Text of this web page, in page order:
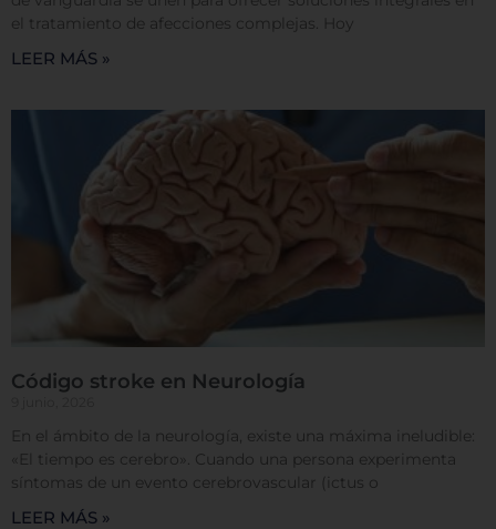
el tratamiento de afecciones complejas. Hoy
LEER MÁS »
Código stroke en Neurología
En el ámbito de la neurología, existe una máxima ineludible:
«El tiempo es cerebro». Cuando una persona experimenta
síntomas de un evento cerebrovascular (ictus o
LEER MÁS »
escoger no permitirnos usar ciertas cookies. Haga
clic en los encabezados de cada categoría para saber
más y cambiar nuestras configuraciones
algunos tipos de cookies puede afectar su
experiencia en el sitio y los servicios que podemos
ofrecer.
Más información
Permitir todas
Sistema de personalización de cookies
Cookies dirigidas